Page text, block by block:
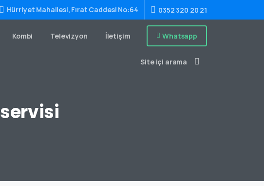
Hürriyet Mahallesi, Fırat Caddesi No:64 0352 320 20 21
Kombi Televizyon İletişim Whatsapp
Site içi arama
servisi